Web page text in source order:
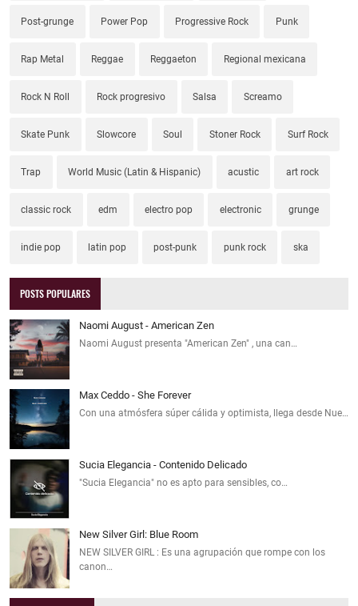
Post-grunge Power Pop Progressive Rock Punk
Rap Metal Reggae Reggaeton Regional mexicana
Rock N Roll Rock progresivo Salsa Screamo
Skate Punk Slowcore Soul Stoner Rock Surf Rock
Trap World Music (Latin & Hispanic) acustic art rock
classic rock edm electro pop electronic grunge
indie pop latin pop post-punk punk rock ska
POSTS POPULARES
Naomi August - American Zen
Naomi August presenta "American Zen" , una can…
Max Ceddo - She Forever
Con una atmósfera súper cálida y optimista, llega desde Nue…
Sucia Elegancia - Contenido Delicado
"Sucia Elegancia" no es apto para sensibles, co…
New Silver Girl: Blue Room
NEW SILVER GIRL : Es una agrupación que rompe con los
canon…